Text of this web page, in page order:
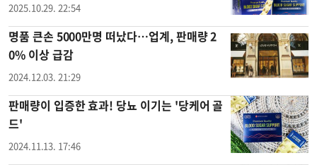
2025.10.29. 22:54
명품 큰손 5000만명 떠났다…업계, 판매량 2
0% 이상 급감
2024.12.03. 21:29
판매량이 입증한 효과! 당뇨 이기는 '당케어 골
드'
2024.11.13. 17:46